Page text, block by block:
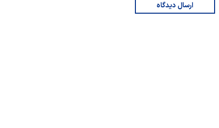
ارسال دیدگاه